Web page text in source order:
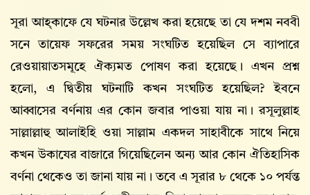
সূরা আহ্কাফে যে ঘটনার উল্লেখ করা হয়েছে তা যে দশম নববী
সনে তায়েফ সফরের সময় সংঘটিত হয়েছিল সে ব্যাপারে
রেওয়ায়াতসমূহে ঐক্যমত পোষণ করা হয়েছে। এখন প্রশ্ন
হলো, এ দ্বিতীয় ঘটনাটি কখন সংঘটিত হয়েছিল? ইবনে
আব্বাসের বর্ণনায় এর কোন জবার পাওয়া যায় না। রসূলুল্লাহ
সাল্লাল্লাহু আলাইহি ওয়া সাল্লাম একদল সাহাবীকে সাথে নিয়ে
কখন উকাযের বাজারে গিয়েছিলেন অন্য আর কোন ঐতিহাসিক
বর্ণনা থেকেও তা জানা যায় না। তবে এ সূরার ৮ থেকে ১০ পর্যন্ত